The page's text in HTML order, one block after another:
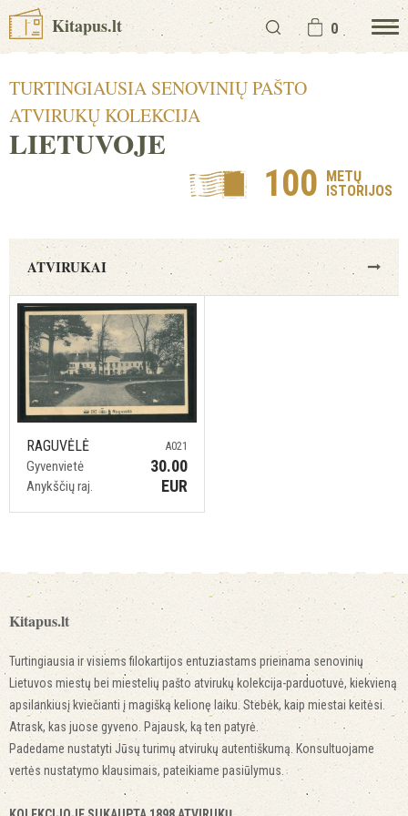
Kitapus.lt 0
TURTINGIAUSIA SENOVINIŲ PAŠTO
ATVIRUKŲ KOLEKCIJA
LIETUVOJE
100 METŲ
ISTORIJOS
ATVIRUKAI
RAGUVĖLĖ
Gyvenvietė
Anykščių raj.
A021
30.00
EUR
Kitapus.lt
Turtingiausia ir visiems filokartijos entuziastams prieinama senovinių
Lietuvos miestų bei miestelių pašto atvirukų kolekcija-parduotuvė, kiekvieną
apsilankiusį kviečianti į magišką kelionę laiku. Stebėk, kaip miestai keitėsi.
Atrask, kas juose gyveno. Pajausk, ką ten patyrė.
Padedame nustatyti Jūsų turimų atvirukų autentiškumą. Konsultuojame
vertės nustatymo klausimais, pateikiame pasiūlymus.